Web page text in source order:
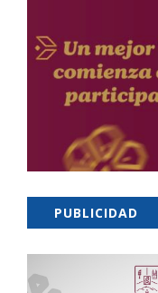
PUBLICIDAD